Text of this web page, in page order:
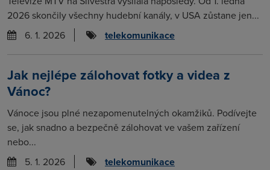
2026 skončily všechny hudební kanály, v USA zůstane jen...
6. 1. 2026
telekomunikace
Jak nejlépe zálohovat fotky a videa z
Vánoc?
Vánoce jsou plné nezapomenutelných okamžiků. Podívejte
se, jak snadno a bezpečně zálohovat ve vašem zařízení
nebo...
5. 1. 2026
telekomunikace